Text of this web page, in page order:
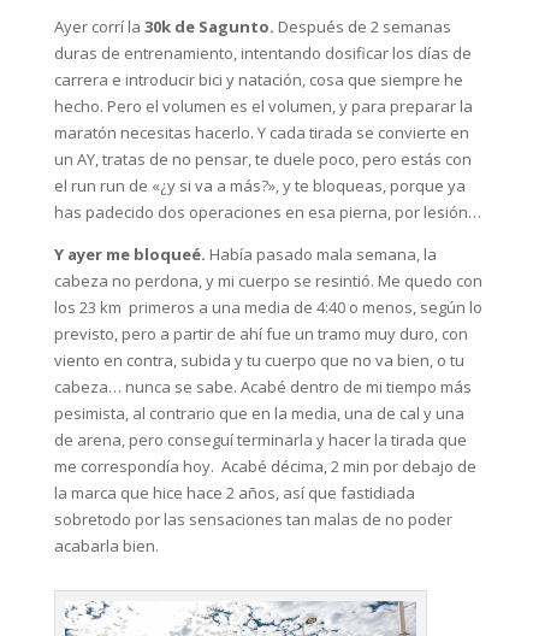
Ayer corrí la 30k de Sagunto. Después de 2 semanas
duras de entrenamiento, intentando dosificar los días de
carrera e introducir bici y natación, cosa que siempre he
hecho. Pero el volumen es el volumen, y para preparar la
maratón necesitas hacerlo. Y cada tirada se convierte en
un AY, tratas de no pensar, te duele poco, pero estás con
el run run de «¿y si va a más?», y te bloqueas, porque ya
has padecido dos operaciones en esa pierna, por lesión…
Y ayer me bloqueé. Había pasado mala semana, la
cabeza no perdona, y mi cuerpo se resintió. Me quedo con
los 23 km primeros a una media de 4:40 o menos, según lo
previsto, pero a partir de ahí fue un tramo muy duro, con
viento en contra, subida y tu cuerpo que no va bien, o tu
cabeza… nunca se sabe. Acabé dentro de mi tiempo más
pesimista, al contrario que en la media, una de cal y una
de arena, pero conseguí terminarla y hacer la tirada que
me correspondía hoy. Acabé décima, 2 min por debajo de
la marca que hice hace 2 años, así que fastidiada
sobretodo por las sensaciones tan malas de no poder
acabarla bien.